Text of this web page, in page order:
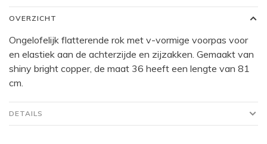
OVERZICHT
Ongelofelijk flatterende rok met v-vormige voorpas voor
en elastiek aan de achterzijde en zijzakken. Gemaakt van
shiny bright copper, de maat 36 heeft een lengte van 81
cm.
DETAILS